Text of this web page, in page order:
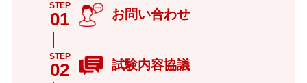
STEP
01 お問い合わせ
STEP
02 試験内容協議